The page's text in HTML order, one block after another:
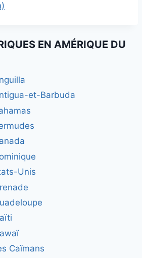
EN AMÉRIQUE DU
et-Barbuda
Unis
Caïmans